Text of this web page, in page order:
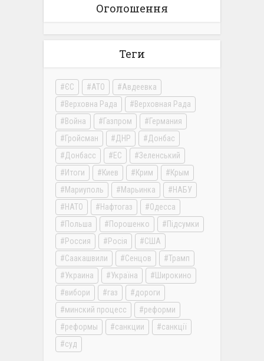
Оголошення
Теги
ЄС АТО
Авдеевка
Верховна Рада
Верховная Рада
Война
Газпром
Германия
Гройсман
ДНР
Донбас
Донбасс
ЕС
Зеленський
Итоги
Киев Крим
Крым
Мариуполь
Марьинка
НАБУ
НАТО
Нафтогаз
Одесса
Польша
Порошенко
Підсумки
Россия
Росія
США
Саакашвили
Сенцов
Трамп
Украина
Україна
Широкино
вибори
газ
дороги
минский процесс
реформи
реформы
санкции
санкції
суд